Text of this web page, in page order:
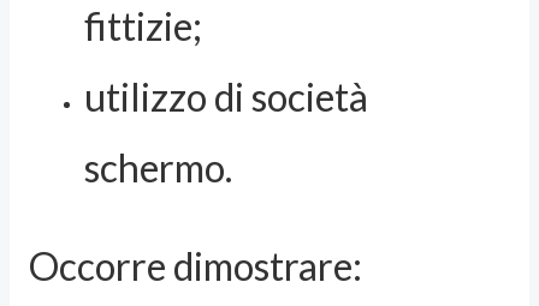
fittizie;
utilizzo di società
schermo.
Occorre dimostrare: